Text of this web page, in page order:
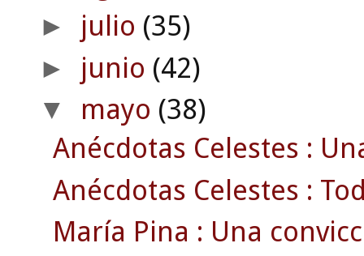
► julio (35)
► junio (42)
▼ mayo (38)
Anécdotas Celestes :
Anécdotas Celestes :
María Pina : Una